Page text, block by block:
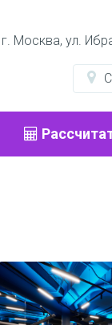
г. Москва, ул.